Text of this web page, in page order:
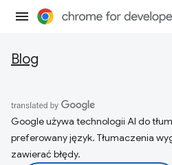
Blog
Google używa technologii AI do
preferowany język. Tłumaczenia
zawierać błędy.